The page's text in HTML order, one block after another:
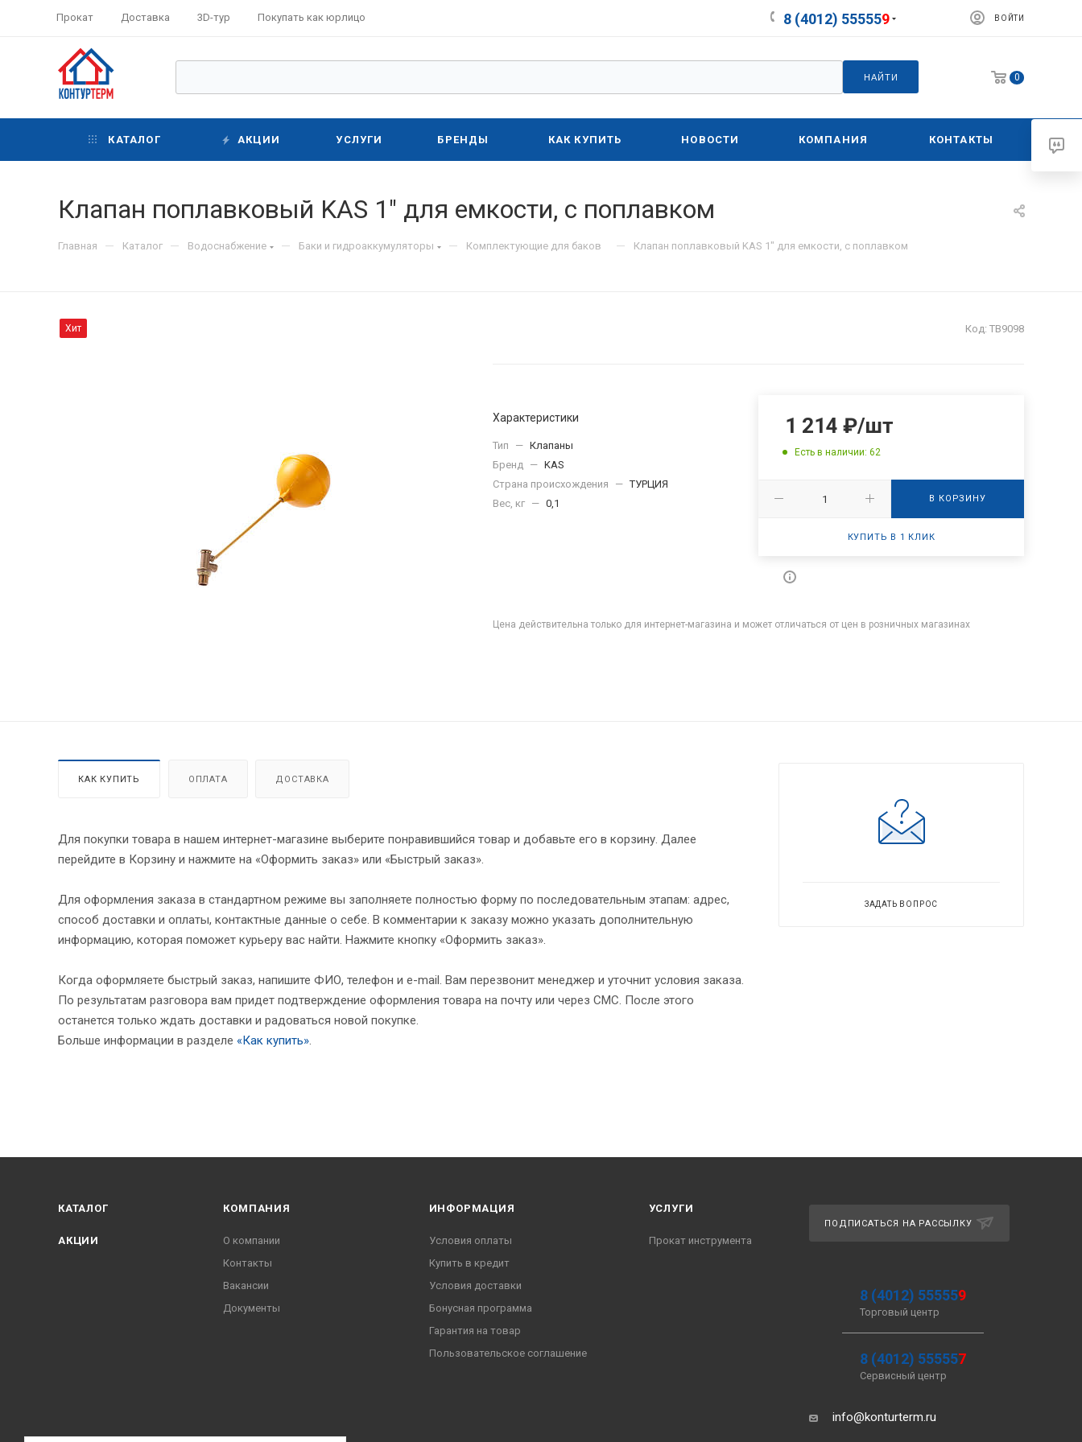
Прокат Доставка 3D-тур Покупать как юрлицо 8 (4012) 555559 ВОЙТИ
НАЙТИ 0
КАТАЛОГ АКЦИИ УСЛУГИ БРЕНДЫ КАК КУПИТЬ НОВОСТИ КОМПАНИЯ КОНТАКТЫ
Клапан поплавковый KAS 1" для емкости, с поплавком
Главная — Каталог — Водоснабжение — Баки и гидроаккумуляторы — Комплектующие для баков — Клапан поплавковый KAS 1" для емкости, с поплавком
Хит Код: ТВ9098
Характеристики
Тип — Клапаны
Бренд — KAS
Страна происхождения
— ТУРЦИЯ
Вес, кг — 0,1
1 214 ₽/шт
Есть в наличии: 62
В КОРЗИНУ
КУПИТЬ В 1 КЛИК
Цена действительна только для интернет-магазина и может отличаться от цен в розничных магазинах
КАК КУПИТЬ ОПЛАТА ДОСТАВКА
Для покупки товара в нашем интернет-магазине выберите понравившийся товар и добавьте его в корзину. Далее
перейдите в Корзину и нажмите на «Оформить заказ» или «Быстрый заказ».
Для оформления заказа в стандартном режиме вы заполняете полностью форму по последовательным этапам: адрес,
способ доставки и оплаты, контактные данные о себе. В комментарии к заказу можно указать дополнительную
информацию, которая поможет курьеру вас найти. Нажмите кнопку «Оформить заказ».
Когда оформляете быстрый заказ, напишите ФИО, телефон и e-mail. Вам перезвонит менеджер и уточнит условия заказа.
По результатам разговора вам придет подтверждение оформления товара на почту или через СМС. После этого
останется только ждать доставки и радоваться новой покупке.
Больше информации в разделе «Как купить».
ЗАДАТЬ ВОПРОС
КАТАЛОГ
АКЦИИ
КОМПАНИЯ
О компании
Контакты
Вакансии
Документы
ИНФОРМАЦИЯ
Условия оплаты
Купить в кредит
Условия доставки
Бонусная программа
Гарантия на товар
Пользовательское соглашение
УСЛУГИ
Прокат инструмента
ПОДПИСАТЬСЯ НА РАССЫЛКУ
8 (4012) 555559
Торговый центр
8 (4012) 555557
Сервисный центр
info@konturterm.ru